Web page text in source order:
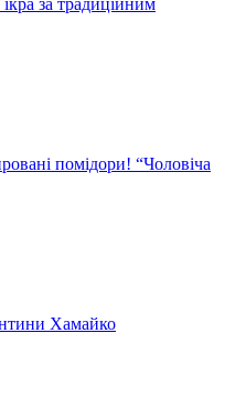
помідори! “Чоловіча
Хамайко